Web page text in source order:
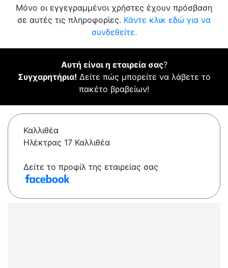
Μόνο οι εγγεγραμμένοι χρήστες έχουν πρόσβαση
σε αυτές τις πληροφορίες. Κάντε κλικ εδώ για να
συνδεθείτε.
Αυτή είναι η εταιρεία σας?
Συγχαρητήρια! Δείτε πώς μπορείτε να λάβετε το
πακέτο βραβείων!
Καλλιθέα
Ηλέκτρας 17 Καλλιθέα
Δείτε το προφίλ της εταιρείας σας